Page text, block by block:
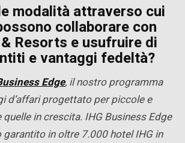
modalità attraverso cui
collaborare con
Resorts e usufruire di
e vantaggi fedeltà?
Edge, il nostro programma
d’affari progettato per piccole e
in crescita. IHG Business Edge
in oltre 7.000 hotel IHG in